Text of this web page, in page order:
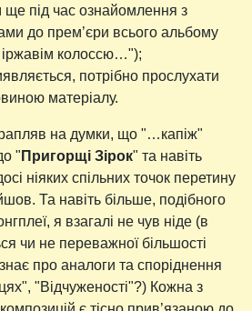
під час ознайомлення з
до прем’єри всього альбому
іржавім колоссю…");
потрібно прослухати
матеріалу.
на думки, що "…капіж"
" Пригорщі Зірок" та навіть
ніяких спільних точок перетину
Та навіть більше, подібного
я взагалі не чув ніде (в
чи не переважної більшості
про аналоги та споріднення
"Відчуженості"?) Кожна з